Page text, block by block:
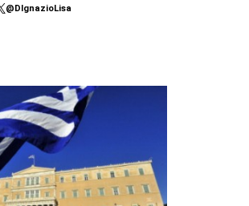
@DIgnazioLisa